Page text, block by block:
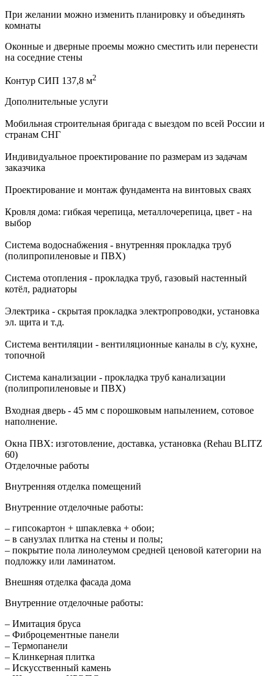
При желании можно изменить планировку и объединять
комнаты
Оконные и дверные проемы можно сместить или перенести
на соседние стены
Контур СИП 137,8 м2
Дополнительные услуги
Мобильная строительная бригада с выездом по всей России и
странам СНГ
Индивидуальное проектирование по размерам из задачам
заказчика
Проектирование и монтаж фундамента на винтовых сваях
Кровля дома: гибкая черепица, металлочерепица, цвет - на
выбор
Система водоснабжения - внутренняя прокладка труб
(полипропиленовые и ПВХ)
Система отопления - прокладка труб, газовый настенный
котёл, радиаторы
Электрика - скрытая прокладка электропроводки, установка
эл. щита и т.д.
Система вентиляции - вентиляционные каналы в с/у, кухне,
топочной
Система канализации - прокладка труб канализации
(полипропиленовые и ПВХ)
Входная дверь - 45 мм с порошковым напылением, сотовое
наполнение.
Окна ПВХ: изготовление, доставка, установка (Rehau BLITZ
60)
Отделочные работы
Внутренняя отделка помещений
Внутренние отделочные работы:
– гипсокартон + шпаклевка + обои;
– в санузлах плитка на стены и полы;
– покрытие пола линолеумом средней ценовой категории на
подложку или ламинатом.
Внешняя отделка фасада дома
Внутренние отделочные работы:
– Имитация бруса
– Фиброцементные панели
– Термопанели
– Клинкерная плитка
– Искусственный камень